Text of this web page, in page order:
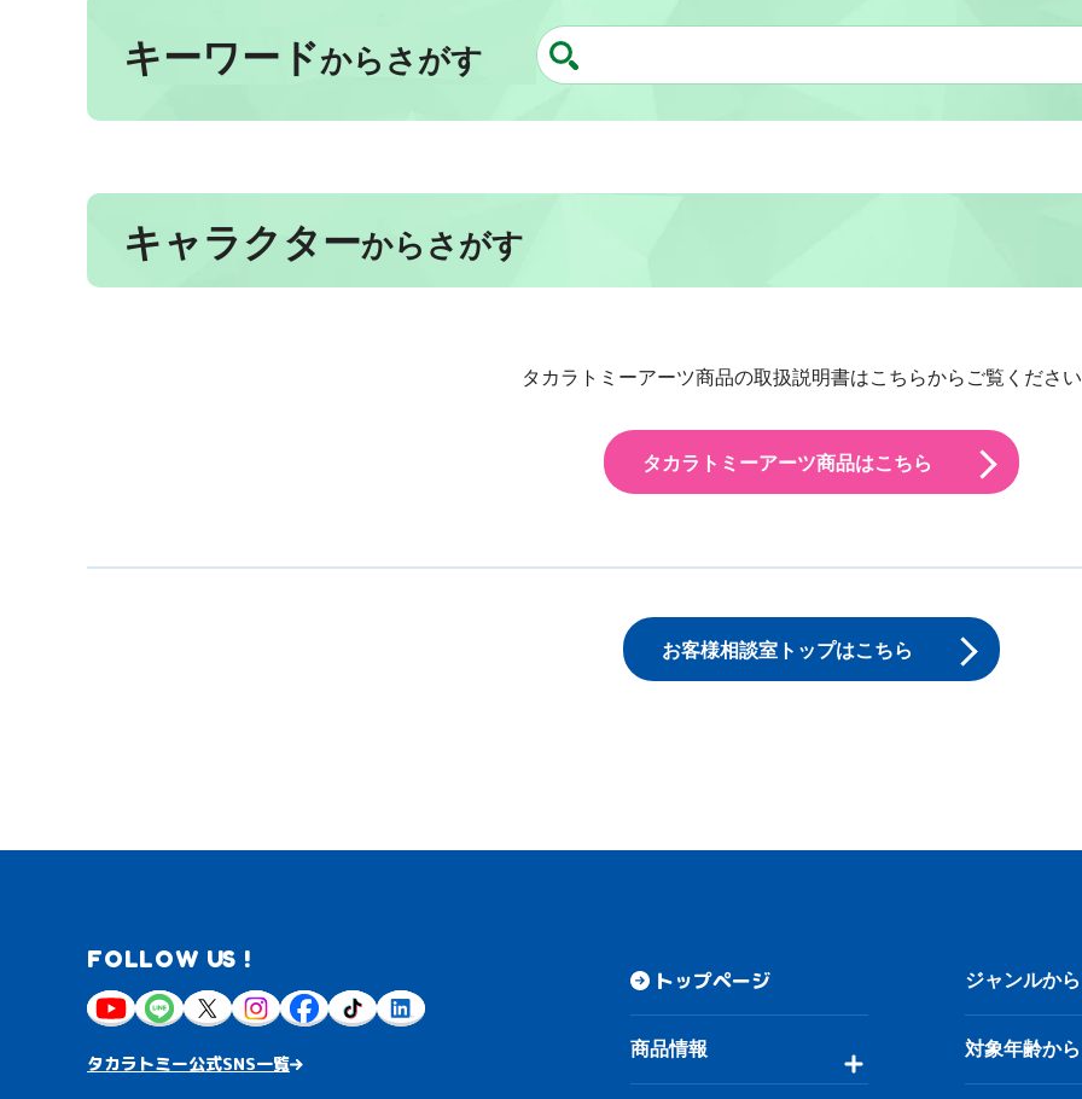
キーワードからさがす
キャラクターからさがす
タカラトミーアーツ商品の取扱説明書はこちらからご覧くださ
タカラトミーアーツ商品はこちら
お客様相談室トップはこちら
FOLLOW US !
タカラトミー公式SNS一覧
トップページ
商品情報
ジャンルか
対象年齢か